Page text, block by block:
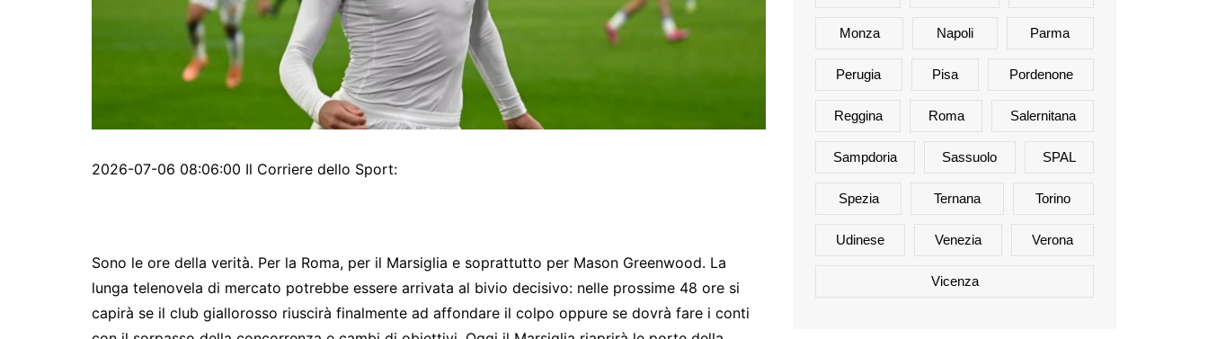
2026-07-06 08:06:00 Il Corriere dello Sport:
Sono le ore della verità. Per la Roma, per il Marsiglia e soprattutto per Mason Greenwood. La
lunga telenovela di mercato potrebbe essere arrivata al bivio decisivo: nelle prossime 48 ore si
capirà se il club giallorosso riuscirà finalmente ad affondare il colpo oppure se dovrà fare i conti
Monza Napoli Parma
Perugia Pisa Pordenone
Reggina Roma Salernitana
Sampdoria Sassuolo SPAL
Spezia Ternana Torino
Udinese Venezia Verona
Vicenza